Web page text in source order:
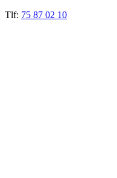
Tlf: 75 87 02 10